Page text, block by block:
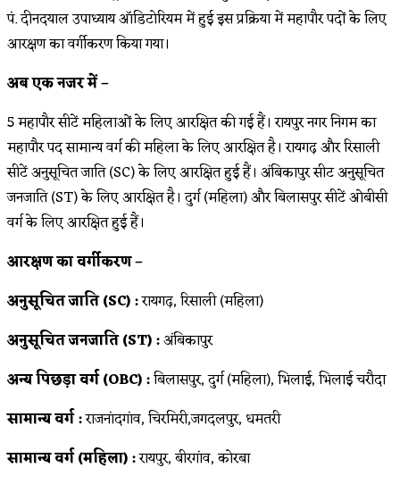
पं. दीनदयाल उपाध्याय ऑडिटोरियम में हुई इस प्रक्रिया में महापौर पदों के लिए
आरक्षण का वर्गीकरण किया गया।
अब एक नजर में –
5 महापौर सीटें महिलाओं के लिए आरक्षित की गई हैं। रायपुर नगर निगम का
महापौर पद सामान्य वर्ग की महिला के लिए आरक्षित है। रायगढ़ और रिसाली
सीटें अनुसूचित जाति (SC) के लिए आरक्षित हुई हैं। अंबिकापुर सीट अनुसूचित
जनजाति (ST) के लिए आरक्षित है। दुर्ग (महिला) और बिलासपुर सीटें ओबीसी
वर्ग के लिए आरक्षित हुई हैं।
आरक्षण का वर्गीकरण –
अनुसूचित जाति (SC) :रायगढ़, रिसाली (महिला)
अनुसूचित जनजाति (ST) :अंबिकापुर
अन्य पिछड़ा वर्ग (OBC) :बिलासपुर, दुर्ग (महिला), भिलाई, भिलाई चरौदा
सामान्य वर्ग :राजनांदगांव, चिरमिरी,जगदलपुर, धमतरी
सामान्य वर्ग (महिला) :रायपुर, बीरगांव, कोरबा